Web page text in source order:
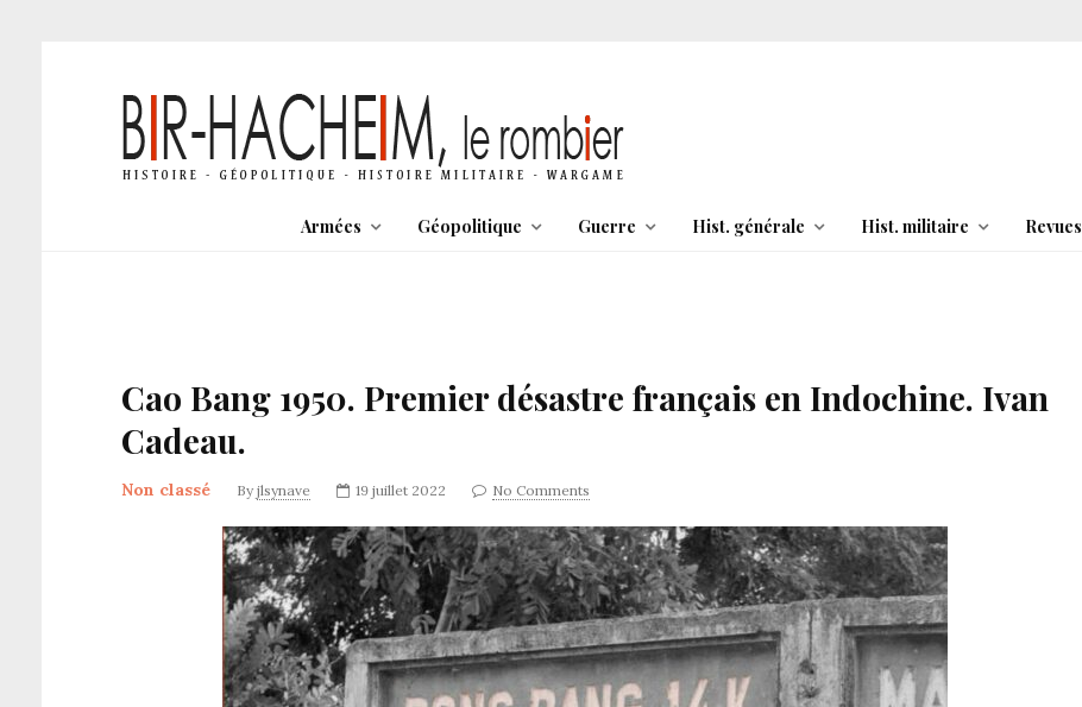
Armées Géopolitique Guerre Hist. générale Hist. militaire Revues
Cao Bang 1950. Premier désastre français en Indochine. Ivan
Cadeau.
Non classé By jlsynave 19 juillet 2022 No Comments